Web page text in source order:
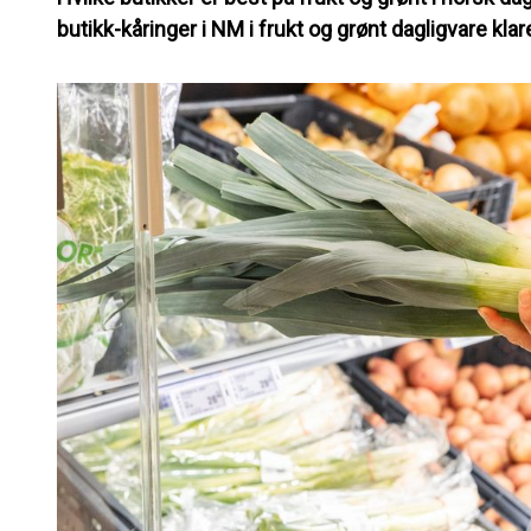
butikk-kåringer i NM i frukt og grønt dagligvare